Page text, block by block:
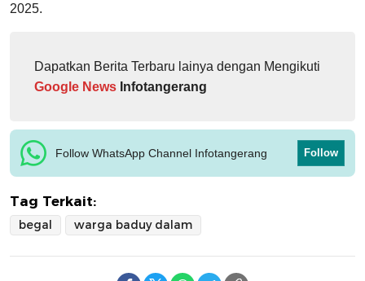
2025.
Dapatkan Berita Terbaru lainya dengan Mengikuti
Google News Infotangerang
Follow WhatsApp Channel Infotangerang Follow
Tag Terkait:
begal warga baduy dalam